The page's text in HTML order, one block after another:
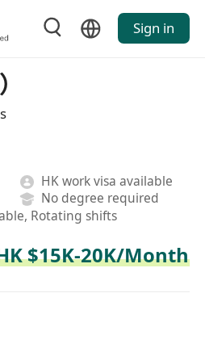
Sign in
HK work visa available
No degree required
Rotating shifts
$15K-20K/Month